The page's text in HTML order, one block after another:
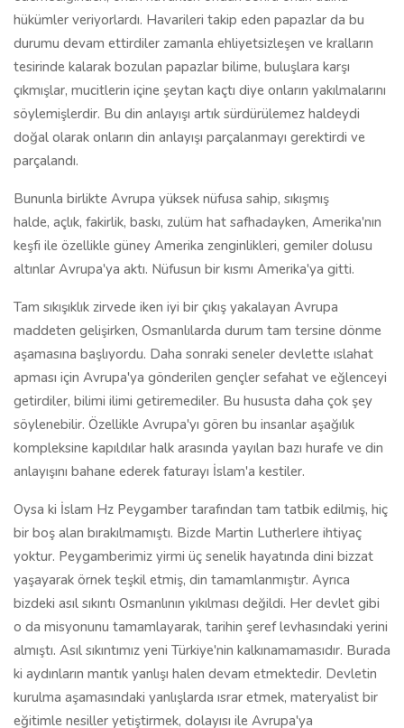
hükümler veriyorlardı. Havarileri takip eden papazlar da bu
durumu devam ettirdiler zamanla ehliyetsizleşen ve kralların
tesirinde kalarak bozulan papazlar bilime, buluşlara karşı
çıkmışlar, mucitlerin içine şeytan kaçtı diye onların yakılmalarını
söylemişlerdir. Bu din anlayışı artık sürdürülemez haldeydi
doğal olarak onların din anlayışı parçalanmayı gerektirdi ve
parçalandı.
Bununla birlikte Avrupa yüksek nüfusa sahip, sıkışmış
halde, açlık, fakirlik, baskı, zulüm hat safhadayken, Amerika'nın
keşfi ile özellikle güney Amerika zenginlikleri, gemiler dolusu
altınlar Avrupa'ya aktı. Nüfusun bir kısmı Amerika'ya gitti.
Tam sıkışıklık zirvede iken iyi bir çıkış yakalayan Avrupa
maddeten gelişirken, Osmanlılarda durum tam tersine dönme
aşamasına başlıyordu. Daha sonraki seneler devlette ıslahat
apması için Avrupa'ya gönderilen gençler sefahat ve eğlenceyi
getirdiler, bilimi ilimi getiremediler. Bu hususta daha çok şey
söylenebilir. Özellikle Avrupa'yı gören bu insanlar aşağılık
kompleksine kapıldılar halk arasında yayılan bazı hurafe ve din
anlayışını bahane ederek faturayı İslam'a kestiler.
Oysa ki İslam Hz Peygamber tarafından tam tatbik edilmiş, hiç
bir boş alan bırakılmamıştı. Bizde Martin Lutherlere ihtiyaç
yoktur. Peygamberimiz yirmi üç senelik hayatında dini bizzat
yaşayarak örnek teşkil etmiş, din tamamlanmıştır. Ayrıca
bizdeki asıl sıkıntı Osmanlının yıkılması değildi. Her devlet gibi
o da misyonunu tamamlayarak, tarihin şeref levhasındaki yerini
almıştı. Asıl sıkıntımız yeni Türkiye'nin kalkınamamasıdır. Burada
ki aydınların mantık yanlışı halen devam etmektedir. Devletin
kurulma aşamasındaki yanlışlarda ısrar etmek, materyalist bir
eğitimle nesiller yetiştirmek, dolayısı ile Avrupa'ya